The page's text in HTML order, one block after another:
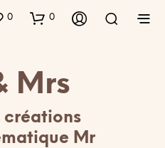
0 0
Mrs
créations
Mr